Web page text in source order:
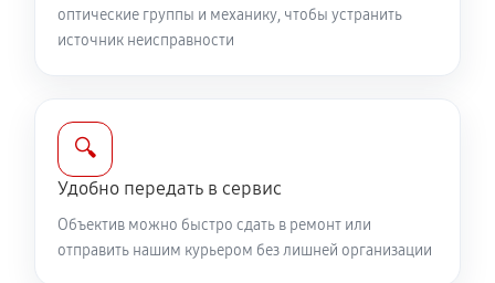
810 руб 60 минут
Ремонт передней линзы объектива
720 руб 60 минут
Ремонт механических узлов
оптические группы и механику, чтобы устранить
источник неисправности
🔍
Удобно передать в сервис
Объектив можно быстро сдать в ремонт или
отправить нашим курьером без лишней организации